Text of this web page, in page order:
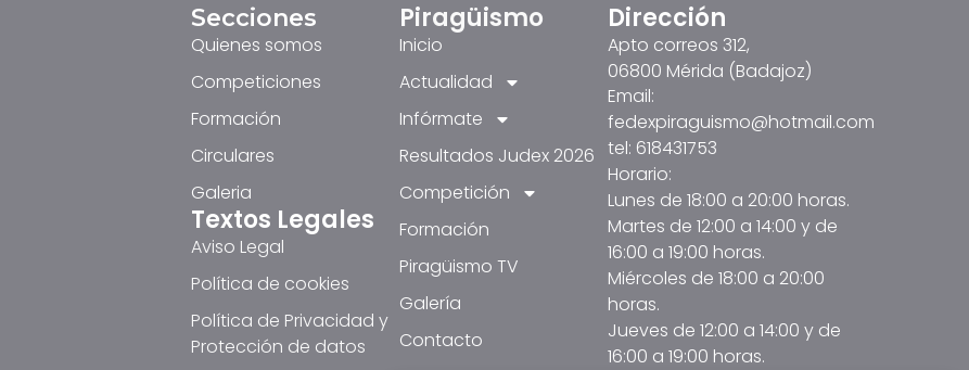
Secciones
Quienes somos
Competiciones
Formación
Circulares
Galeria
Textos Legales
Aviso Legal
Política de cookies
Política de Privacidad y
Protección de datos
Piragüismo
Inicio
Actualidad
Infórmate
Resultados Judex 2026
Competición
Formación
Piragüismo TV
Galería
Contacto
Dirección
Apto correos 312,
06800 Mérida (Badajoz)
Email:
fedexpiraguismo@hotmail.com
tel: 618431753
Horario:
Lunes de 18:00 a 20:00 horas.
Martes de 12:00 a 14:00 y de
16:00 a 19:00 horas.
Miércoles de 18:00 a 20:00
horas.
Jueves de 12:00 a 14:00 y de
16:00 a 19:00 horas.